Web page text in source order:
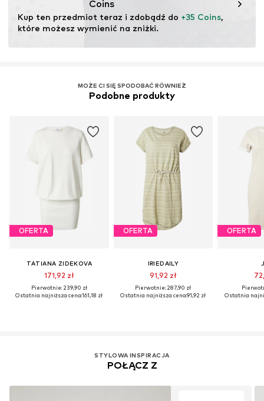
Coins
Kup ten przedmiot teraz i zdobądź do +35 Coins,
które możesz wymienić na zniżki.
MOŻE CI SIĘ SPODOBAĆ RÓWNIEŻ
Podobne produkty
OFERTA
TATIANA ZIDEKOVA
171,92 zł
Pierwotnie: 239,90 zł
Ostatnia najniższa cena:161,18 zł
OFERTA
IRIEDAILY
91,92 zł
Pierwotnie: 287,90 zł
Ostatnia najniższa cena:91,92 zł
OFERTA
Ostatnia
STYLOWA INSPIRACJA
POŁĄCZ Z